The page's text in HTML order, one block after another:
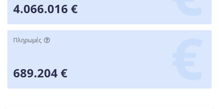
4.066.016 €
Πληρωμές
689.204 €